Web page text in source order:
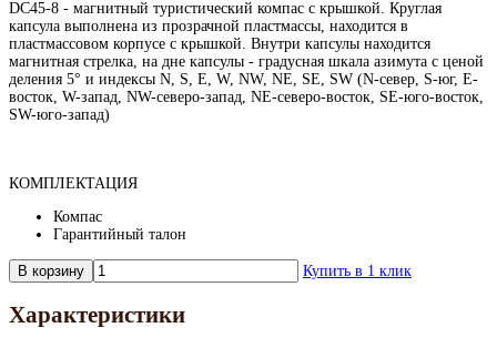
DC45-8 - магнитный туристический компас с крышкой. Круглая
капсула выполнена из прозрачной пластмассы, находится в
пластмассовом корпусе с крышкой. Внутри капсулы находится
магнитная стрелка, на дне капсулы - градусная шкала азимута с ценой
деления 5° и индексы N, S, E, W, NW, NE, SE, SW (N-север, S-юг, E-
восток, W-запад, NW-северо-запад, NE-северо-восток, SE-юго-восток,
SW-юго-запад)
КОМПЛЕКТАЦИЯ
Компас
Гарантийный талон
В корзину Купить в 1 клик
Характеристики